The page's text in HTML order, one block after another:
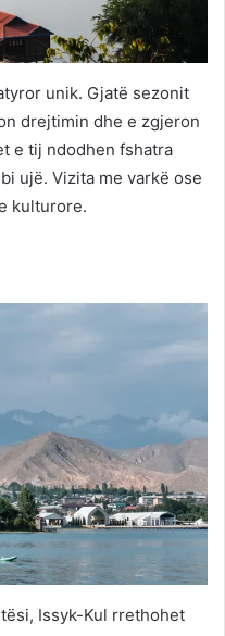
unik. Gjatë sezonit
drejtimin dhe e zgjeron
e tij ndodhen fshatra
ujë. Vizita me varkë ose
kulturore.
Issyk-Kul rrethohet